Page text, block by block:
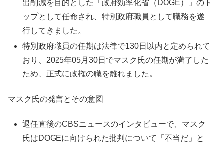
出削減を目的とした「政府効率化省（DOGE）」のト
ップとして任命され、特別政府職員として職務を遂
行してきました。
特別政府職員の任期は法律で130日以内と定められて
おり、2025年05月30日でマスク氏の任期が満了した
ため、正式に政権の職を離れました。
マスク氏の発言とその意図
退任直後のCBSニュースのインタビューで、マスク
氏はDOGEに向けられた批判について「不当だ」と